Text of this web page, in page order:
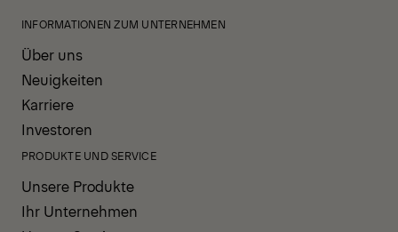
INFORMATIONEN ZUM UNTERNEHMEN
Über uns
Neuigkeiten
Karriere
Investoren
PRODUKTE UND SERVICE
Unsere Produkte
Ihr Unternehmen